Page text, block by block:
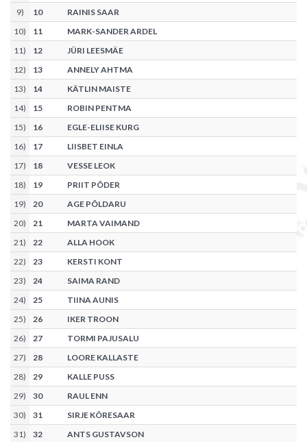
9) 10
RAINIS SAAR
10) 11
MARK-SANDER ARDEL
11) 12
JÜRI LEESMÄE
12) 13
ANNELY AHTMA
13) 14
KÄTLIN MAISTE
14) 15
ROBIN PENTMA
15) 16
EGLE-ELIISE KURG
16) 17
LIISBET EINLA
17) 18
VESSE LEOK
18) 19
PRIIT PÕDER
19) 20
AGE PÕLDARU
20) 21
MARTA VAIMAND
21) 22
ALLA HOOK
22) 23
KERSTI KONT
23) 24
SAIMA RAND
24) 25
TIINA AUNIS
25) 26
IKER TROON
26) 27
TORMI PAJUSALU
27) 28
LOORE KALLASTE
28) 29
KALLE PUSS
29) 30
RAUL ENN
30) 31
SIRJE KÕRESAAR
31) 32
ANTS GUSTAVSON